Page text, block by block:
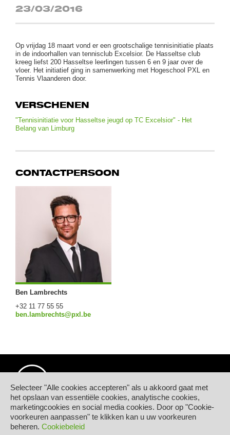
Selecteer "Alle cookies accepteren" als u akkoord gaat met
het opslaan van essentiële cookies, analytische cookies,
marketingcookies en social media cookies. Door op "Cookie-
voorkeuren aanpassen" te klikken kan u uw voorkeuren
beheren. Cookiebeleid
23/03/2016
Op vrijdag 18 maart vond er een grootschalige tennisinitiatie plaats
in de indoorhallen van tennisclub Excelsior. De Hasseltse club
kreeg liefst 200 Hasseltse leerlingen tussen 6 en 9 jaar over de
vloer. Het initiatief ging in samenwerking met Hogeschool PXL en
Tennis Vlaanderen door.
VERSCHENEN
"Tennisinitiatie voor Hasseltse jeugd op TC Excelsior" - Het
Belang van Limburg
CONTACTPERSOON
Ben Lambrechts
+32 11 77 55 55
ben.lambrechts@pxl.be
© Hogeschool PXL
Elfde-Liniestraat 24
B-3500 HASSELT